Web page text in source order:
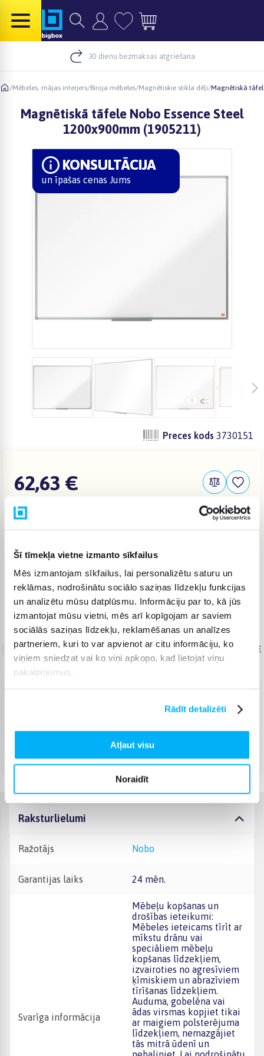
Šī tīmekļa vietne izmanto sīkfailus
Mēs izmantojam sīkfailus, lai personalizētu saturu un
reklāmas, nodrošinātu sociālo saziņas līdzekļu funkcijas
un analizētu mūsu datplūsmu. Informāciju par to, kā jūs
izmantojat mūsu vietni, mēs arī kopīgojam ar saviem
sociālās saziņas līdzekļu, reklamēšanas un analīzes
partneriem, kuri to var apvienot ar citu informāciju, ko
viņiem sniedzat vai ko viņi apkopo, kad lietojat viņu
pakalpojumus.
Rādīt detalizēti
Atļaut visu
Noraidīt
30 dienu bezmaksas atgriešana
/Mēbeles, mājas interjers/Biroja mēbeles/Magnētiskie stikla dēļi/Magnētiskā
Magnētiskā tāfele Nobo Essence Steel
1200x900mm (1905211)
KONSULTĀCIJA
un īpašas cenas Jums
Preces kods 3730151
62,63 €
Piegāde: 1-4 d.d.
Saņem konsultāciju un īpašu cenu
KONSULTĀCIJA un īpašas cenas Jums
pakalpojums
19,99 €
9,99 €)
Augusts 7d. - Augusts 12d.
Raksturlielumi
Ražotājs Nobo
Garantijas laiks 24 mēn.
Svarīga informācija
Mēbeļu kopšanas un
drošības ieteikumi:
Mēbeles ieteicams tīrīt ar
mīkstu drānu vai
speciāliem mēbeļu
kopšanas līdzekļiem,
izvairoties no agresīviem
ķīmiskiem un abrazīviem
tīrīšanas līdzekļiem.
Auduma, gobelēna vai
ādas virsmas kopjiet tikai
ar maigiem polsterējuma
līdzekļiem, nemazgājiet
tās mitrā ūdenī un